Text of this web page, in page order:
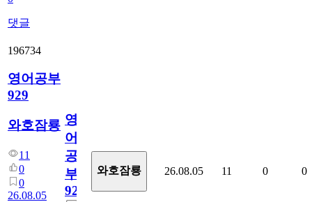
댓글
196734
영어공부
929
와호잠룡
11
0
0
26.08.05
영
어
공
부
929
와호잠룡 26.08.05 11 0 0